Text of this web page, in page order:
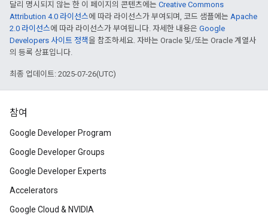
달리 명시되지 않는 한 이 페이지의 콘텐츠에는 Creative Commons
Attribution 4.0 라이선스에 따라 라이선스가 부여되며, 코드 샘플에는 Apache
2.0 라이선스에 따라 라이선스가 부여됩니다. 자세한 내용은 Google
Developers 사이트 정책을 참조하세요. 자바는 Oracle 및/또는 Oracle 계열사
의 등록 상표입니다.
최종 업데이트: 2025-07-26(UTC)
참여
Google Developer Program
Google Developer Groups
Google Developer Experts
Accelerators
Google Cloud & NVIDIA